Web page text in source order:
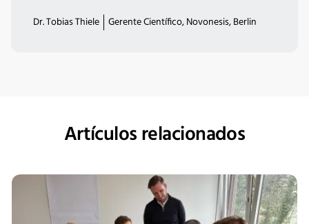
Dr. Tobias Thiele Gerente Científico, Novonesis, Berlin
Artículos relacionados